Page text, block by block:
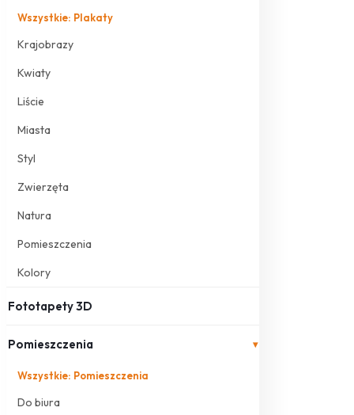
Wszystkie: Plakaty
Krajobrazy
Kwiaty
Liście
Miasta
Styl
Zwierzęta
Natura
Pomieszczenia
Kolory
Fototapety 3D
Pomieszczenia ▾
Wszystkie: Pomieszczenia
Do biura